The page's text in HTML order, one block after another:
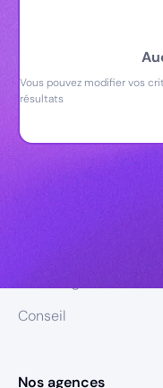
Vous pouvez modifier vos
résultats
Conseil
Nos agences